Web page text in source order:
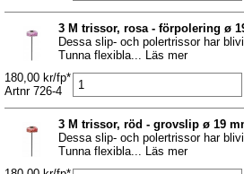
3 M trissor, rosa - förpolering ø
Dessa slip- och polertrissor har
Tunna flexibla... Läs mer
180,00 kr/fp*
Artnr 726-4
3 M trissor, röd - grovslip ø 19
Dessa slip- och polertrissor har
Tunna flexibla... Läs mer